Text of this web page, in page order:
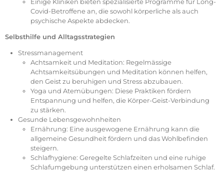
Einige Kliniken bieten spezialisierte Programme für Long-
Covid-Betroffene an, die sowohl körperliche als auch
psychische Aspekte abdecken.
Selbsthilfe und Alltagsstrategien
Stressmanagement
Achtsamkeit und Meditation: Regelmässige
Achtsamkeitsübungen und Meditation können helfen,
den Geist zu beruhigen und Stress abzubauen.
Yoga und Atemübungen: Diese Praktiken fördern
Entspannung und helfen, die Körper-Geist-Verbindung
zu stärken.
Gesunde Lebensgewohnheiten
Ernährung: Eine ausgewogene Ernährung kann die
allgemeine Gesundheit fördern und das Wohlbefinden
steigern.
Schlafhygiene: Geregelte Schlafzeiten und eine ruhige
Schlafumgebung unterstützen einen erholsamen Schlaf.